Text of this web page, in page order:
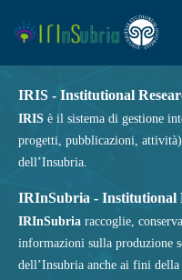
IRIS - Institutional
IRIS è il sistema di gestione
progetti, pubblicazioni,
dell’Insubria.
IRInSubria - Institutional
IRInSubria raccoglie,
informazioni sulla produzione
dell’Insubria anche ai fini